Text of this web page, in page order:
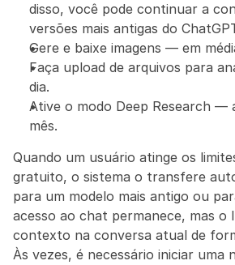
disso, você pode continuar a
versões mais antigas do
Gere e baixe imagens — em
Faça upload de arquivos para
dia.
Ative o modo Deep Research —
mês.
Quando um usuário atinge os
gratuito, o sistema o transfere
para um modelo mais antigo ou
acesso ao chat permanece, mas o
contexto na conversa atual de
Às vezes, é necessário iniciar uma